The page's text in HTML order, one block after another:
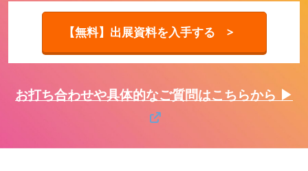
【無料】出展資料を入手する >
お打ち合わせや具体的なご質問はこちらから ▶